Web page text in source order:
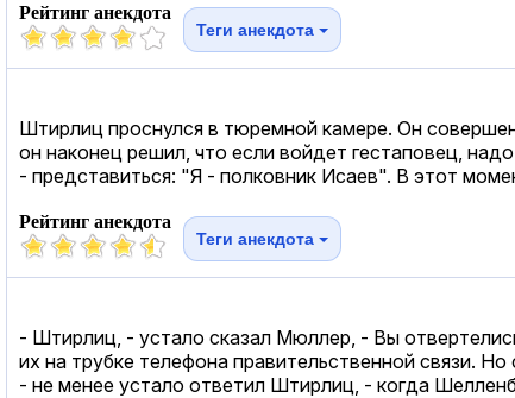
Рейтинг анекдота
Теги анекдота
Штирлиц проснулся в тюремной камере. Он
он наконец решил, что если войдет гестаповец,
- представиться: "Я - полковник Исаев". В этот
Рейтинг анекдота
Теги анекдота
- Штирлиц, - устало сказал Мюллер, - Вы
их на трубке телефона правительственной связи.
- не менее устало ответил Штирлиц, - когда